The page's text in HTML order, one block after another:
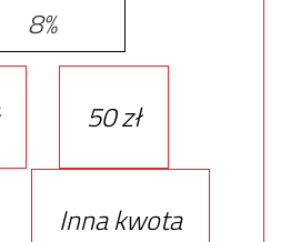
8%
50 zł
Inna kwota